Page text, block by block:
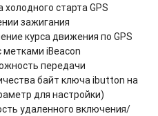
старта GPS
зажигания
курса движения по GPS
метками iBeacon
передачи
байт ключа ibutton на
для настройки)
удаленного включения/